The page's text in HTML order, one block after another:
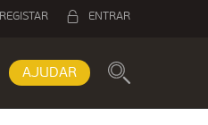
ENTRAR
REGISTAR
AJUDAR